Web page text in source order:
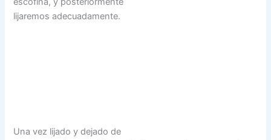
lijaremos adecuadamente.
Una vez lijado y dejado de